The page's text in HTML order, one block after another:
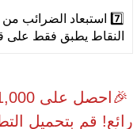
7️⃣ استبعاد
النقاط يطبق فقط على
رائع! قم بتحميل